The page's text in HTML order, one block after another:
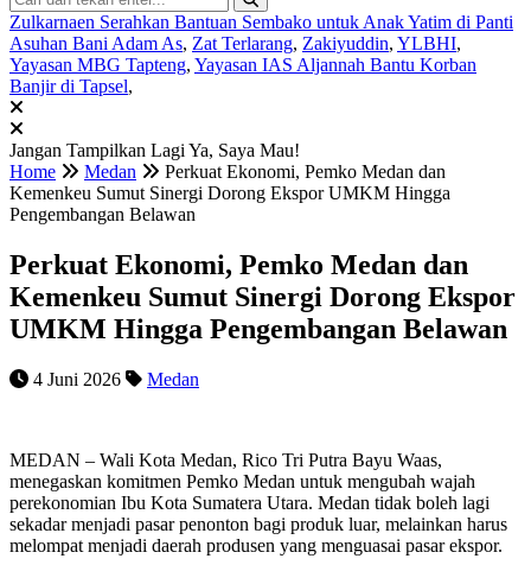
Zulkarnaen Serahkan Bantuan Sembako untuk Anak Yatim di Panti
Asuhan Bani Adam As, Zat Terlarang, Zakiyuddin, YLBHI,
Yayasan MBG Tapteng, Yayasan IAS Aljannah Bantu Korban
Banjir di Tapsel,
Jangan Tampilkan Lagi Ya, Saya Mau!
Home
Medan
Perkuat Ekonomi, Pemko Medan dan
Kemenkeu Sumut Sinergi Dorong Ekspor UMKM Hingga
Pengembangan Belawan
Perkuat Ekonomi, Pemko Medan dan
Kemenkeu Sumut Sinergi Dorong Ekspor
UMKM Hingga Pengembangan Belawan
4 Juni 2026 Medan
MEDAN – Wali Kota Medan, Rico Tri Putra Bayu Waas,
menegaskan komitmen Pemko Medan untuk mengubah wajah
perekonomian Ibu Kota Sumatera Utara. Medan tidak boleh lagi
sekadar menjadi pasar penonton bagi produk luar, melainkan harus
melompat menjadi daerah produsen yang menguasai pasar ekspor.